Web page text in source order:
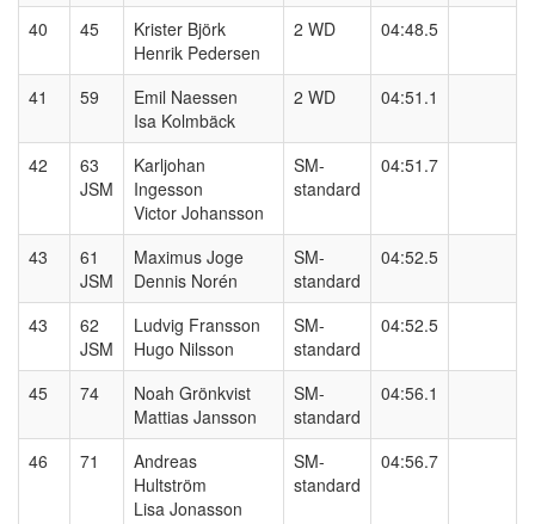
40 45
Krister Björk
Henrik Pedersen
2 WD 04:48.5
41 59
Emil Naessen
Isa Kolmbäck
2 WD 04:51.1
42
63
JSM
Karljohan
Ingesson
Victor Johansson
SM-
standard
04:51.7
43
61
JSM
Maximus Joge
Dennis Norén
SM-
standard
04:52.5
43
62
JSM
Ludvig Fransson
Hugo Nilsson
SM-
standard
04:52.5
45 74
Noah Grönkvist
Mattias Jansson
SM-
standard
04:56.1
46 71
Andreas
Hultström
Lisa Jonasson
SM-
standard
04:56.7